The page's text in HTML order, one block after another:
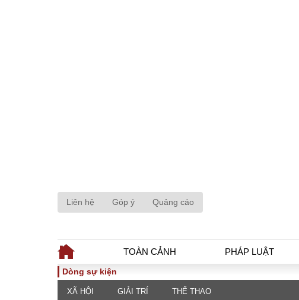
Liên hệ Góp ý Quảng cáo
TOÀN CẢNH PHÁP LUẬT
TOÀN CẢNH
Dòng sự kiện
XÃ HỘI GIẢI TRÍ THỂ THAO